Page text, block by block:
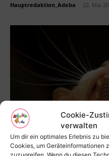
Cookie-
verwalten
Um dir ein optimales Erlebnis zu
Cookies, um Geräteinformationen
zuzugreifen. Wenn du diesen
Hauptredaktion_Adeba 22. Mai
Zahl der Heimtiere
Hauptredaktion_Adeba - 9. Mai